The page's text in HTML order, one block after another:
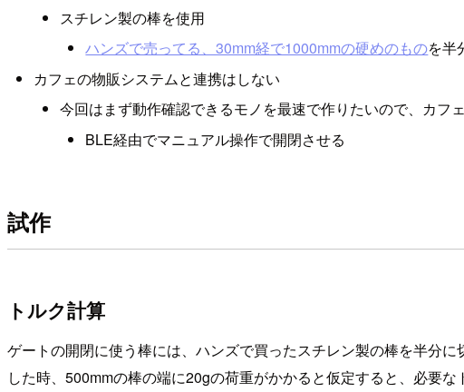
スチレン製の棒を使用
ハンズで売ってる、30mm経で1000mmの硬めのものを半
カフェの物販システムと連携はしない
今回はまず動作確認できるモノを最速で作りたいので、カフ
BLE経由でマニュアル操作で開閉させる
試作
トルク計算
ゲートの開閉に使う棒には、ハンズで買ったスチレン製の棒を半分
した時、500mmの棒の端に20gの荷重がかかると仮定すると、必要